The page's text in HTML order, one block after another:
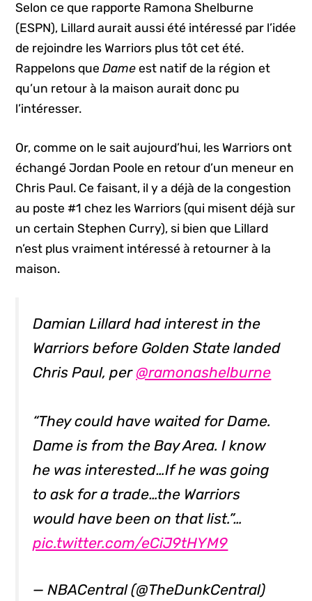
Selon ce que rapporte Ramona Shelburne
(ESPN), Lillard aurait aussi été intéressé par l’idée
de rejoindre les Warriors plus tôt cet été.
Rappelons queDame est natif de la région et
qu’un retour à la maison aurait donc pu
l’intéresser.
Or, comme on le sait aujourd’hui, les Warriors ont
échangé Jordan Poole en retour d’un meneur en
Chris Paul. Ce faisant, il y a déjà de la congestion
au poste #1 chez les Warriors (qui misent déjà sur
un certain Stephen Curry), si bien que Lillard
n’est plus vraiment intéressé à retourner à la
maison.
Damian Lillard had interest in the
Warriors before Golden State landed
Chris Paul, per @ramonashelburne
“They could have waited for Dame.
Dame is from the Bay Area. I know
he was interested…If he was going
to ask for a trade…the Warriors
would have been on that list.”…
pic.twitter.com/eCiJ9tHYM9
— NBACentral (@TheDunkCentral)